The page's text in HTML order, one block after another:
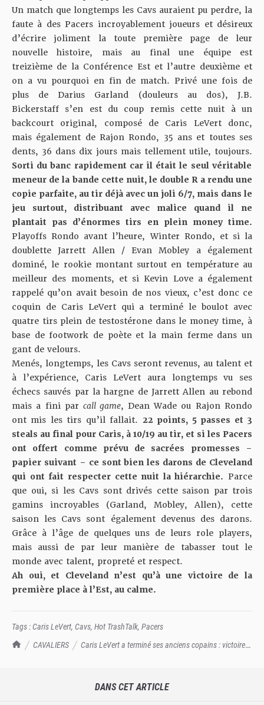
TrashTalk Actu NBA
CAVALIERS
Caris LeVert a terminé ses anciens copains : victoire
Un match que longtemps les Cavs auraient pu perdre, la
faute à des Pacers incroyablement joueurs et désireux
d’écrire joliment la toute première page de leur
nouvelle histoire, mais au final une équipe est
treizième de la Conférence Est et l’autre deuxième et
on a vu pourquoi en fin de match. Privé une fois de
plus de Darius Garland (douleurs au dos), J.B.
Bickerstaff s’en est du coup remis cette nuit à un
backcourt original, composé de Caris LeVert donc,
mais également de Rajon Rondo, 35 ans et toutes ses
dents, 36 dans dix jours mais tellement utile, toujours.
Sorti du banc rapidement car il était le seul véritable
meneur de la bande cette nuit, le double R a rendu une
copie parfaite, au tir déjà avec un joli 6/7, mais dans le
jeu surtout, distribuant avec malice quand il ne
plantait pas d’énormes tirs en plein money time.
Playoffs Rondo avant l’heure, Winter Rondo, et si la
doublette Jarrett Allen / Evan Mobley a également
dominé, le rookie montant surtout en température au
meilleur des moments, et si Kevin Love a également
rappelé qu’on avait besoin de nos vieux, c’est donc ce
coquin de Caris LeVert qui a terminé le boulot avec
quatre tirs plein de testostérone dans le money time, à
base de footwork de poète et la main ferme dans un
gant de velours.
Menés, longtemps, les Cavs seront revenus, au talent et
à l’expérience, Caris LeVert aura longtemps vu ses
échecs sauvés par la hargne de Jarrett Allen au rebond
mais a fini parcall game, Dean Wade ou Rajon Rondo
ont mis les tirs qu’il fallait. 22 points, 5 passes et 3
steals au final pour Caris, à 10/19 au tir, et si les Pacers
ont offert comme prévu de sacrées promesses –
papier suivant – ce sont bien les darons de Cleveland
qui ont fait respecter cette nuit la hiérarchie. Parce
que oui, si les Cavs sont drivés cette saison par trois
gamins incroyables (Garland, Mobley, Allen), cette
saison les Cavs sont également devenus des darons.
Grâce à l’âge de quelques uns de leurs role players,
mais aussi de par leur manière de tabasser tout le
monde avec talent, propreté et respect.
Ah oui, et Cleveland n’est qu’à une victoire de la
première place à l’Est, au calme.
Tags :Caris LeVert, Cavs, Hot TrashTalk, Pacers
DANS CET ARTICLE